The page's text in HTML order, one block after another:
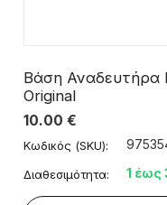
Βάση Αναδευτήρα
Original
10.00 €
Κωδικός (SKU):
Διαθεσιμότητα: 1 έως